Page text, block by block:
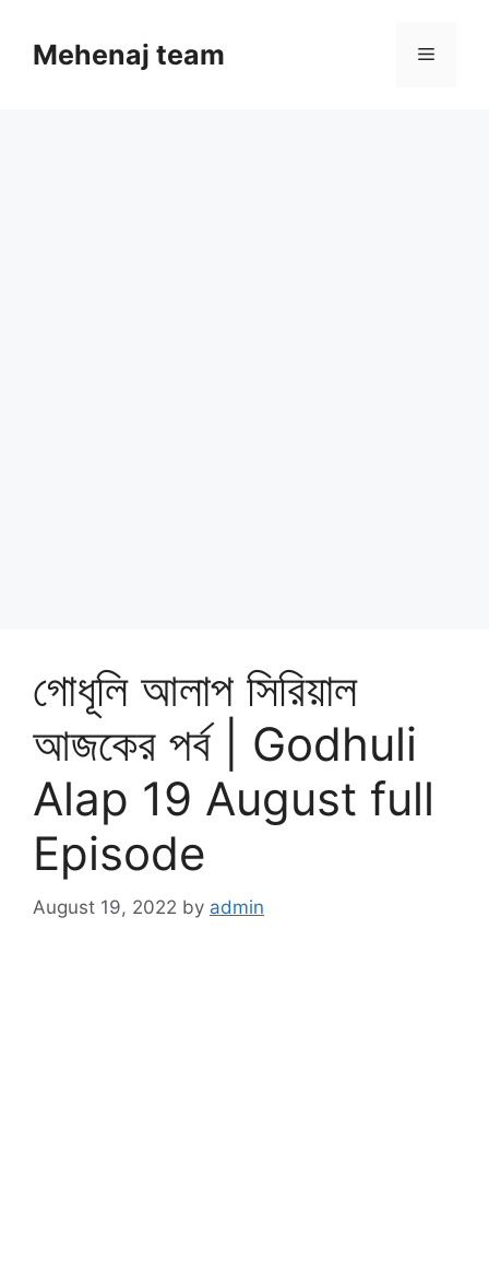
contentMehenaj team Menu
গোধূলি আলাপ সিরিয়াল
আজকের পর্ব | Godhuli
Alap 19 August full
Episode
August 19, 2022 by admin